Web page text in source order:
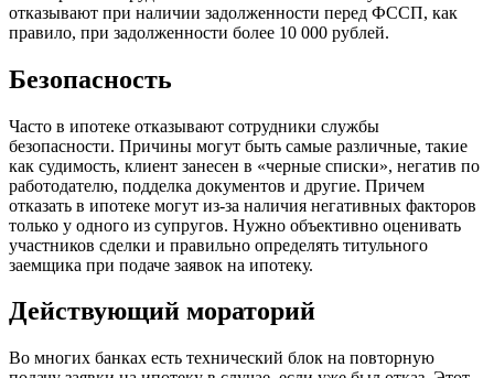
отказывают при наличии задолженности перед ФССП, как
правило, при задолженности более 10 000 рублей.
Безопасность
Часто в ипотеке отказывают сотрудники службы
безопасности. Причины могут быть самые различные, такие
как судимость, клиент занесен в «черные списки», негатив по
работодателю, подделка документов и другие. Причем
отказать в ипотеке могут из-за наличия негативных факторов
только у одного из супругов. Нужно объективно оценивать
участников сделки и правильно определять титульного
заемщика при подаче заявок на ипотеку.
Действующий мораторий
Во многих банках есть технический блок на повторную